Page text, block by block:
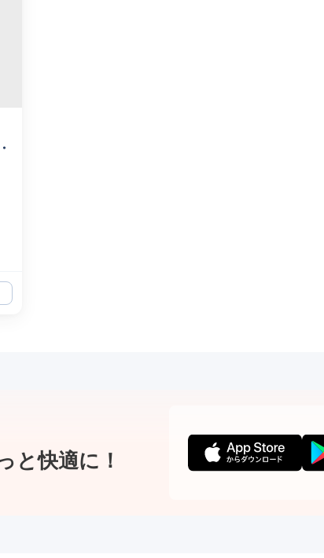
と快適に！